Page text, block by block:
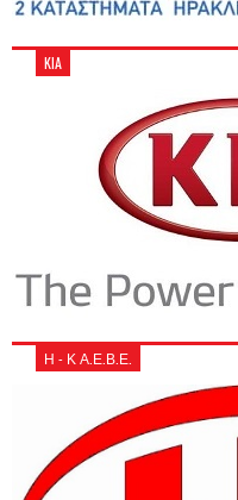
KIA
Η - Κ Α.Ε.Β.Ε.